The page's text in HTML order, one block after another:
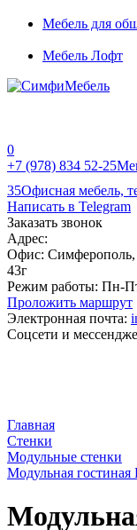
Мебель для
Мебель Лофт
0
+7 (978) 834 52-25
35Офисная мебель,
Написать в Telegram
Заказать звонок
Адрес:
Офис: Симферополь,
43г
Режим работы: Пн-
Проложить маршрут
Электронная почта:
Соцсети и
Главная
Стенки
Модульные стенки
Модульная